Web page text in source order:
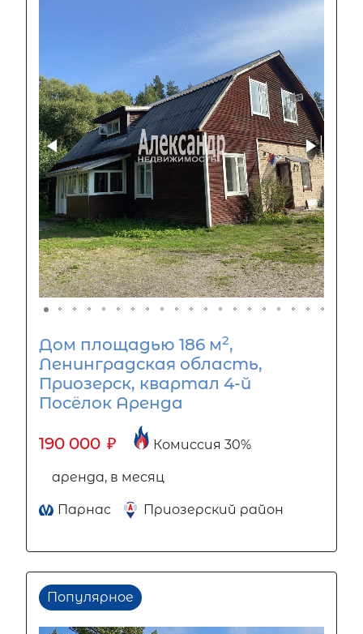
Дом площадью 186 м2,
Ленинградская область,
Приозерск, квартал 4-й
Посёлок Аренда
190 000 ₽ Комиссия 30%
аренда, в месяц
Парнас Приозерский район
Популярное